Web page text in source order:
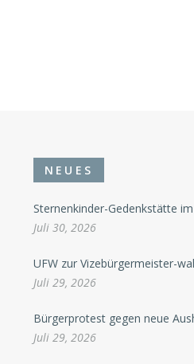
NEUES
Sternenkinder-Gedenkstätte
Juli 30, 2026
UFW zur Vizebürgermeister-
Juli 29, 2026
Bürgerprotest gegen neue
Juli 29, 2026